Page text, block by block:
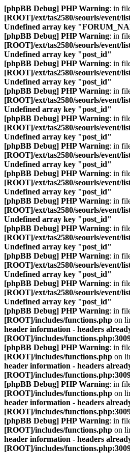
[phpBB Debug] PHP Warning: in
[ROOT]/ext/tas2580/seourls/event/
Undefined array key
[phpBB Debug] PHP Warning: in
[ROOT]/ext/tas2580/seourls/event/
Undefined array key "post_id"
[phpBB Debug] PHP Warning: in
[ROOT]/ext/tas2580/seourls/event/
Undefined array key "post_id"
[phpBB Debug] PHP Warning: in
[ROOT]/ext/tas2580/seourls/event/
Undefined array key "post_id"
[phpBB Debug] PHP Warning: in
[ROOT]/ext/tas2580/seourls/event/
Undefined array key "post_id"
[phpBB Debug] PHP Warning: in
[ROOT]/ext/tas2580/seourls/event/
Undefined array key "post_id"
[phpBB Debug] PHP Warning: in
[ROOT]/ext/tas2580/seourls/event/
Undefined array key "post_id"
[phpBB Debug] PHP Warning: in
[ROOT]/ext/tas2580/seourls/event/
Undefined array key "post_id"
[phpBB Debug] PHP Warning: in
[ROOT]/ext/tas2580/seourls/event/
Undefined array key "post_id"
[phpBB Debug] PHP Warning: in
[ROOT]/ext/tas2580/seourls/event/
Undefined array key "post_id"
[phpBB Debug] PHP Warning: in
[ROOT]/ext/tas2580/seourls/event/
Undefined array key "post_id"
[phpBB Debug] PHP Warning: in
[ROOT]/includes/functions.php on
header information - headers
[ROOT]/includes/
[phpBB Debug] PHP Warning: in
[ROOT]/includes/functions.php on
header information - headers
[ROOT]/includes/
[phpBB Debug] PHP Warning: in
[ROOT]/includes/functions.php on
header information - headers
[ROOT]/includes/
[phpBB Debug] PHP Warning: in
[ROOT]/includes/functions.php on
header information - headers
[ROOT]/includes/